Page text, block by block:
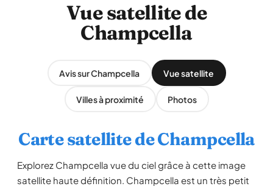
Vue satellite de
Champcella
Avis sur Champcella Vue satellite
Villes à proximité Photos
Carte satellite de Champcella
Explorez Champcella vue du ciel grâce à cette image
satellite haute définition. Champcella est un très petit